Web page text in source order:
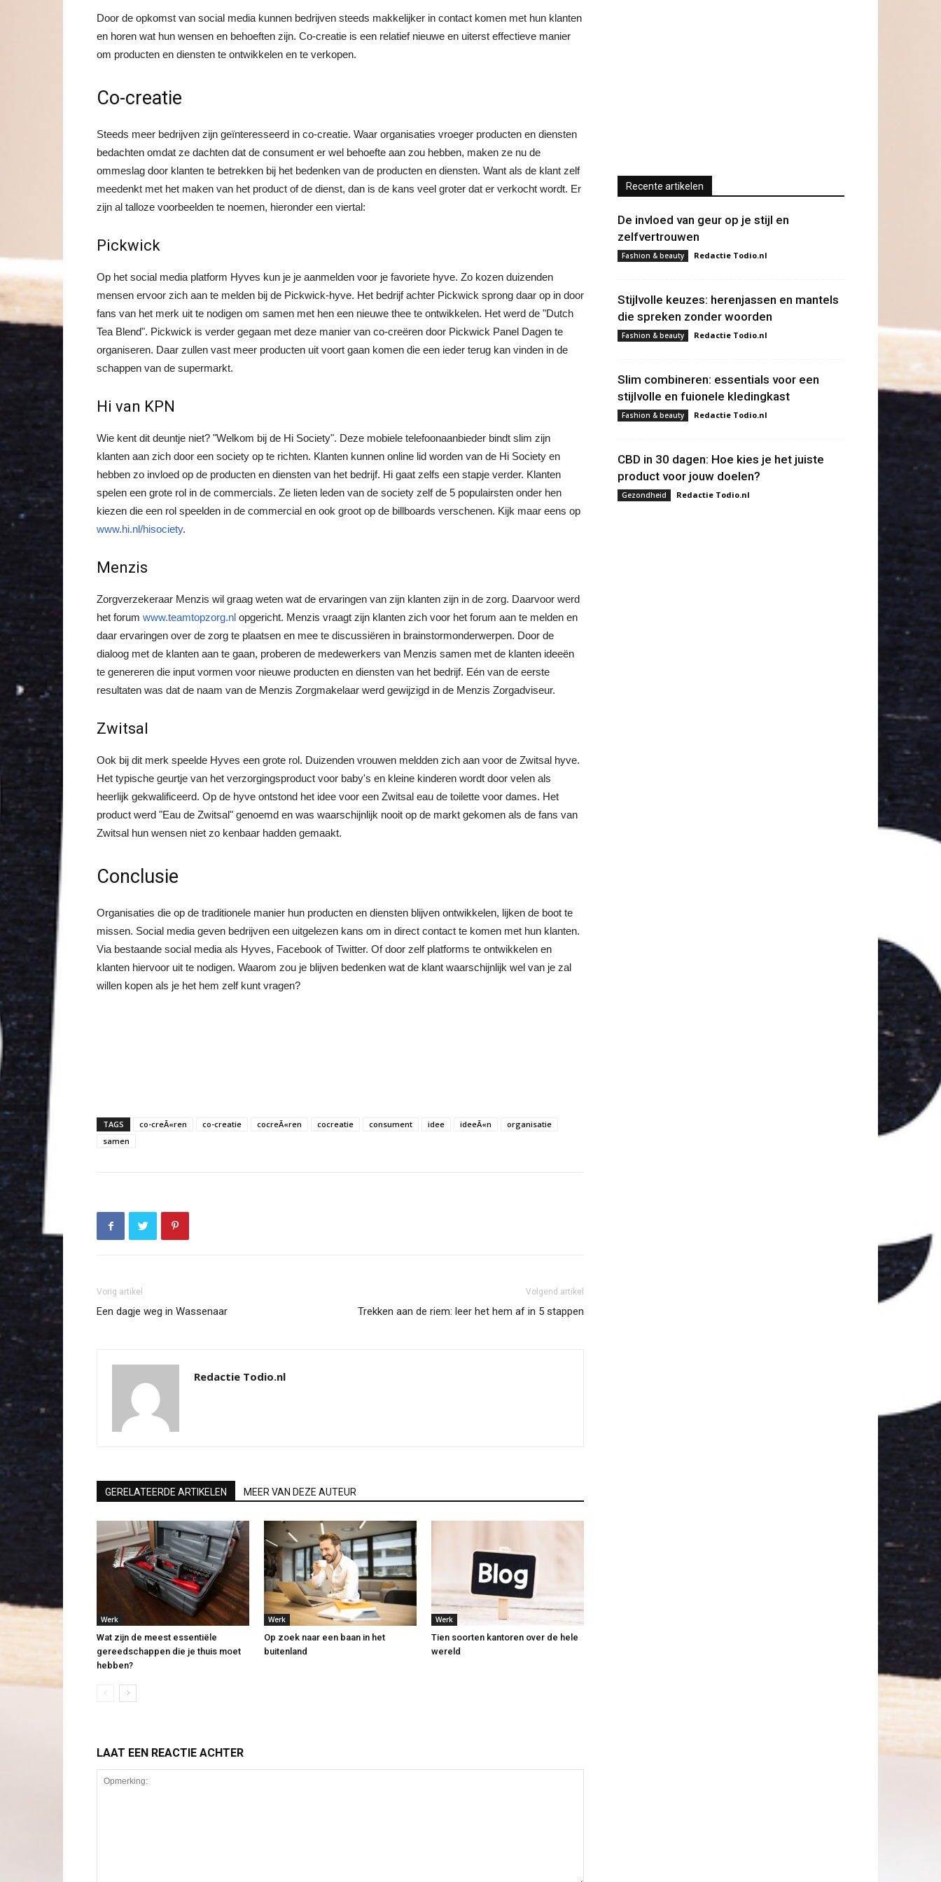
Door de opkomst van social media kunnen bedrijven steeds makkelijker in contact komen met hun klanten
en horen wat hun wensen en behoeften zijn. Co-creatie is een relatief nieuwe en uiterst effectieve manier
om producten en diensten te ontwikkelen en te verkopen.
Co-creatie
Steeds meer bedrijven zijn geïnteresseerd in co-creatie. Waar organisaties vroeger producten en diensten
bedachten omdat ze dachten dat de consument er wel behoefte aan zou hebben, maken ze nu de
ommeslag door klanten te betrekken bij het bedenken van de producten en diensten. Want als de klant zelf
meedenkt met het maken van het product of de dienst, dan is de kans veel groter dat er verkocht wordt. Er
zijn al talloze voorbeelden te noemen, hieronder een viertal:
Pickwick
Op het social media platform Hyves kun je je aanmelden voor je favoriete hyve. Zo kozen duizenden
mensen ervoor zich aan te melden bij de Pickwick-hyve. Het bedrijf achter Pickwick sprong daar op in door
fans van het merk uit te nodigen om samen met hen een nieuwe thee te ontwikkelen. Het werd de "Dutch
Tea Blend". Pickwick is verder gegaan met deze manier van co-creëren door Pickwick Panel Dagen te
organiseren. Daar zullen vast meer producten uit voort gaan komen die een ieder terug kan vinden in de
schappen van de supermarkt.
Hi van KPN
Wie kent dit deuntje niet? "Welkom bij de Hi Society". Deze mobiele telefoonaanbieder bindt slim zijn
klanten aan zich door een society op te richten. Klanten kunnen online lid worden van de Hi Society en
hebben zo invloed op de producten en diensten van het bedrijf. Hi gaat zelfs een stapje verder. Klanten
spelen een grote rol in de commercials. Ze lieten leden van de society zelf de 5 populairsten onder hen
kiezen die een rol speelden in de commercial en ook groot op de billboards verschenen. Kijk maar eens op
www.hi.nl/hisociety.
Menzis
Zorgverzekeraar Menzis wil graag weten wat de ervaringen van zijn klanten zijn in de zorg. Daarvoor werd
het forum www.teamtopzorg.nl opgericht. Menzis vraagt zijn klanten zich voor het forum aan te melden en
daar ervaringen over de zorg te plaatsen en mee te discussiëren in brainstormonderwerpen. Door de
dialoog met de klanten aan te gaan, proberen de medewerkers van Menzis samen met de klanten ideeën
te genereren die input vormen voor nieuwe producten en diensten van het bedrijf. Eén van de eerste
resultaten was dat de naam van de Menzis Zorgmakelaar werd gewijzigd in de Menzis Zorgadviseur.
Zwitsal
Ook bij dit merk speelde Hyves een grote rol. Duizenden vrouwen meldden zich aan voor de Zwitsal hyve.
Het typische geurtje van het verzorgingsproduct voor baby's en kleine kinderen wordt door velen als
heerlijk gekwalificeerd. Op de hyve ontstond het idee voor een Zwitsal eau de toilette voor dames. Het
product werd "Eau de Zwitsal" genoemd en was waarschijnlijk nooit op de markt gekomen als de fans van
Zwitsal hun wensen niet zo kenbaar hadden gemaakt.
Conclusie
Organisaties die op de traditionele manier hun producten en diensten blijven ontwikkelen, lijken de boot te
missen. Social media geven bedrijven een uitgelezen kans om in direct contact te komen met hun klanten.
Via bestaande social media als Hyves, Facebook of Twitter. Of door zelf platforms te ontwikkelen en
klanten hiervoor uit te nodigen. Waarom zou je blijven bedenken wat de klant waarschijnlijk wel van je zal
willen kopen als je het hem zelf kunt vragen?
TAGS co-creÃ«ren co-creatie cocreÃ«ren cocreatie consument idee ideeÃ«n
organisatie
samen
Vorig artikel
Een dagje weg in Wassenaar
Volgend artikel
Trekken aan de riem: leer het hem af in 5 stappen
Redactie Todio.nl
GERELATEERDE ARTIKELEN MEER VAN DEZE AUTEUR
Werk
Wat zijn de meest essentiële
gereedschappen die je thuis moet
hebben?
Werk
Op zoek naar een baan in het
buitenland
Werk
Tien soorten kantoren over de hele
wereld
LAAT EEN REACTIE ACHTER
Recente artikelen
De invloed van geur op je stijl en
zelfvertrouwen
Fashion & beauty Redactie Todio.nl
Stijlvolle keuzes: herenjassen en mantels
die spreken zonder woorden
Fashion & beauty Redactie Todio.nl
Slim combineren: essentials voor een
stijlvolle en fuionele kledingkast
Fashion & beauty Redactie Todio.nl
CBD in 30 dagen: Hoe kies je het juiste
product voor jouw doelen?
Gezondheid Redactie Todio.nl